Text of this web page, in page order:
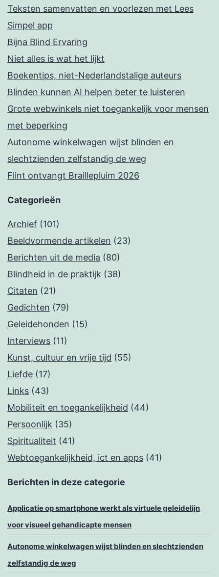
Teksten samenvatten en voorlezen met Lees
Simpel app
Bijna Blind Ervaring
Niet alles is wat het lijkt
Boekentips, niet-Nederlandstalige auteurs
Blinden kunnen AI helpen beter te luisteren
Grote webwinkels niet toegankelijk voor mensen
met beperking
Autonome winkelwagen wijst blinden en
slechtzienden zelfstandig de weg
Flint ontvangt Braillepluim 2026
Categorieën
Archief (101)
Beeldvormende artikelen (23)
Berichten uit de media (80)
Blindheid in de praktijk (38)
Citaten (21)
Gedichten (79)
Geleidehonden (15)
Interviews (11)
Kunst, cultuur en vrije tijd (55)
Liefde (17)
Links (43)
Mobiliteit en toegankelijkheid (44)
Persoonlijk (35)
Spiritualiteit (41)
Webtoegankelijkheid, ict en apps (41)
Berichten in deze categorie
Applicatie op smartphone werkt als virtuele geleidelijn
voor visueel gehandicapte mensen
Autonome winkelwagen wijst blinden en slechtzienden
zelfstandig de weg